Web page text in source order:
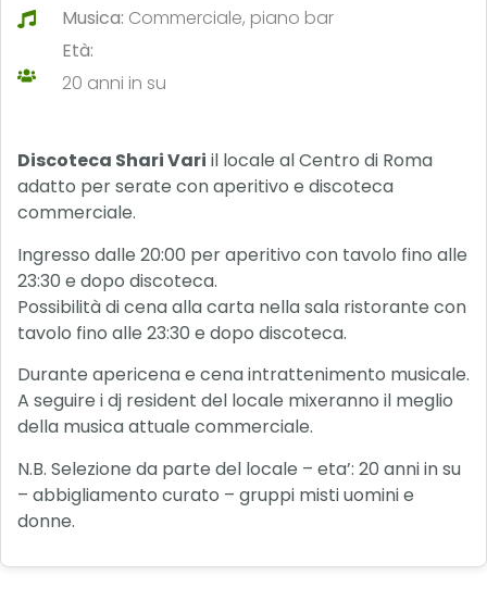
Musica: Commerciale, piano bar
Età:
20 anni in su
Discoteca Shari Vari il locale al Centro di Roma
adatto per serate con aperitivo e discoteca
commerciale.
Ingresso dalle 20:00 per aperitivo con tavolo fino alle
23:30 e dopo discoteca.
Possibilità di cena alla carta nella sala ristorante con
tavolo fino alle 23:30 e dopo discoteca.
Durante apericena e cena intrattenimento musicale.
A seguire i dj resident del locale mixeranno il meglio
della musica attuale commerciale.
N.B. Selezione da parte del locale – eta’: 20 anni in su
– abbigliamento curato – gruppi misti uomini e
donne.